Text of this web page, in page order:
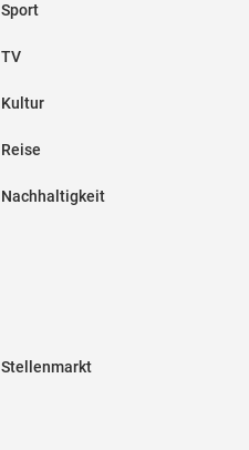
Sport
TV
Kultur
Reise
Nachhaltigkeit
Stellenmarkt